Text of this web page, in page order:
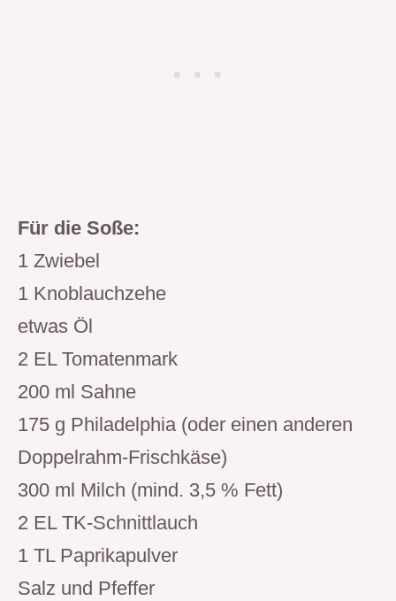
Für die Soße:
1 Zwiebel
1 Knoblauchzehe
etwas Öl
2 EL Tomatenmark
200 ml Sahne
175 g Philadelphia (oder einen anderen
Doppelrahm-Frischkäse)
300 ml Milch (mind. 3,5 % Fett)
2 EL TK-Schnittlauch
1 TL Paprikapulver
Salz und Pfeffer